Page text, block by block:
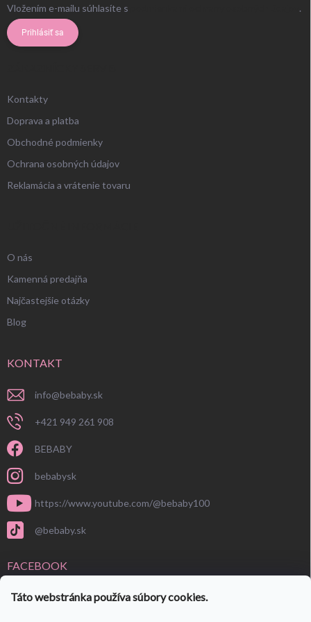
Táto webstránka používa súbory cookies.
Vložením e-mailu súhlasíte s .
Prihlásiť sa
Kontakty
Doprava a platba
Obchodné podmienky
Ochrana osobných údajov
Reklamácia a vrátenie tovaru
O nás
Kamenná predajňa
Najčastejšie otázky
Blog
KONTAKT
info@bebaby.sk
+421 949 261 908
BEBABY
bebabysk
https://www.youtube.com/@bebaby100
@bebaby.sk
FACEBOOK